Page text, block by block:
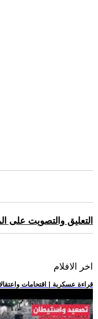
التعليق والتصويت على
اخر الافلام
.. قراءة عسكرية | اقتحامات